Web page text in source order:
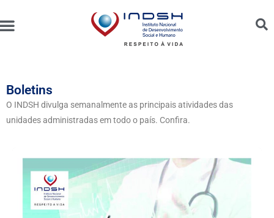
Boletins
O INDSH divulga semanalmente as principais atividades das
unidades administradas em todo o país. Confira.